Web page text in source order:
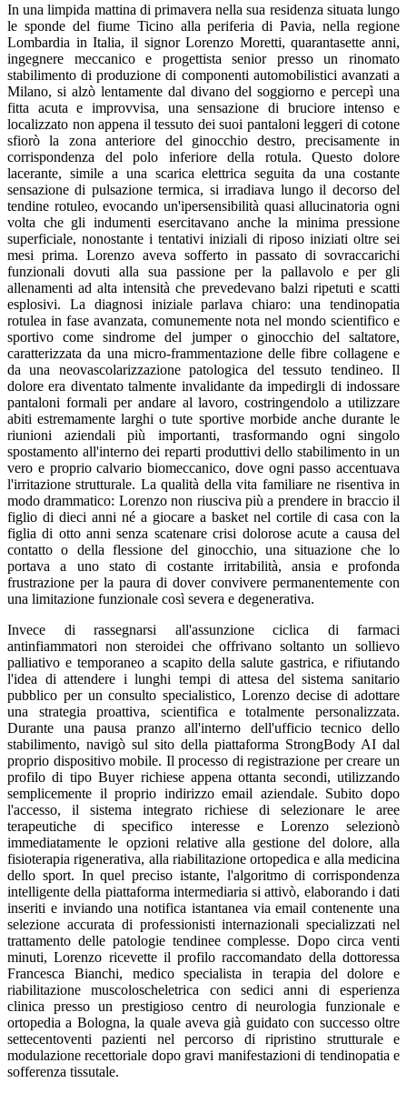
In una limpida mattina di primavera nella sua residenza situata lungo
le sponde del fiume Ticino alla periferia di Pavia, nella regione
Lombardia in Italia, il signor Lorenzo Moretti, quarantasette anni,
ingegnere meccanico e progettista senior presso un rinomato
stabilimento di produzione di componenti automobilistici avanzati a
Milano, si alzò lentamente dal divano del soggiorno e percepì una
fitta acuta e improvvisa, una sensazione di bruciore intenso e
localizzato non appena il tessuto dei suoi pantaloni leggeri di cotone
sfiorò la zona anteriore del ginocchio destro, precisamente in
corrispondenza del polo inferiore della rotula. Questo dolore
lacerante, simile a una scarica elettrica seguita da una costante
sensazione di pulsazione termica, si irradiava lungo il decorso del
tendine rotuleo, evocando un'ipersensibilità quasi allucinatoria ogni
volta che gli indumenti esercitavano anche la minima pressione
superficiale, nonostante i tentativi iniziali di riposo iniziati oltre sei
mesi prima. Lorenzo aveva sofferto in passato di sovraccarichi
funzionali dovuti alla sua passione per la pallavolo e per gli
allenamenti ad alta intensità che prevedevano balzi ripetuti e scatti
esplosivi. La diagnosi iniziale parlava chiaro: una tendinopatia
rotulea in fase avanzata, comunemente nota nel mondo scientifico e
sportivo come sindrome del jumper o ginocchio del saltatore,
caratterizzata da una micro-frammentazione delle fibre collagene e
da una neovascolarizzazione patologica del tessuto tendineo. Il
dolore era diventato talmente invalidante da impedirgli di indossare
pantaloni formali per andare al lavoro, costringendolo a utilizzare
abiti estremamente larghi o tute sportive morbide anche durante le
riunioni aziendali più importanti, trasformando ogni singolo
spostamento all'interno dei reparti produttivi dello stabilimento in un
vero e proprio calvario biomeccanico, dove ogni passo accentuava
l'irritazione strutturale. La qualità della vita familiare ne risentiva in
modo drammatico: Lorenzo non riusciva più a prendere in braccio il
figlio di dieci anni né a giocare a basket nel cortile di casa con la
figlia di otto anni senza scatenare crisi dolorose acute a causa del
contatto o della flessione del ginocchio, una situazione che lo
portava a uno stato di costante irritabilità, ansia e profonda
frustrazione per la paura di dover convivere permanentemente con
una limitazione funzionale così severa e degenerativa.
Invece di rassegnarsi all'assunzione ciclica di farmaci
antinfiammatori non steroidei che offrivano soltanto un sollievo
palliativo e temporaneo a scapito della salute gastrica, e rifiutando
l'idea di attendere i lunghi tempi di attesa del sistema sanitario
pubblico per un consulto specialistico, Lorenzo decise di adottare
una strategia proattiva, scientifica e totalmente personalizzata.
Durante una pausa pranzo all'interno dell'ufficio tecnico dello
stabilimento, navigò sul sito della piattaforma StrongBody AI dal
proprio dispositivo mobile. Il processo di registrazione per creare un
profilo di tipo Buyer richiese appena ottanta secondi, utilizzando
semplicemente il proprio indirizzo email aziendale. Subito dopo
l'accesso, il sistema integrato richiese di selezionare le aree
terapeutiche di specifico interesse e Lorenzo selezionò
immediatamente le opzioni relative alla gestione del dolore, alla
fisioterapia rigenerativa, alla riabilitazione ortopedica e alla medicina
dello sport. In quel preciso istante, l'algoritmo di corrispondenza
intelligente della piattaforma intermediaria si attivò, elaborando i dati
inseriti e inviando una notifica istantanea via email contenente una
selezione accurata di professionisti internazionali specializzati nel
trattamento delle patologie tendinee complesse. Dopo circa venti
minuti, Lorenzo ricevette il profilo raccomandato della dottoressa
Francesca Bianchi, medico specialista in terapia del dolore e
riabilitazione muscoloscheletrica con sedici anni di esperienza
clinica presso un prestigioso centro di neurologia funzionale e
ortopedia a Bologna, la quale aveva già guidato con successo oltre
settecentoventi pazienti nel percorso di ripristino strutturale e
modulazione recettoriale dopo gravi manifestazioni di tendinopatia e
sofferenza tissutale.